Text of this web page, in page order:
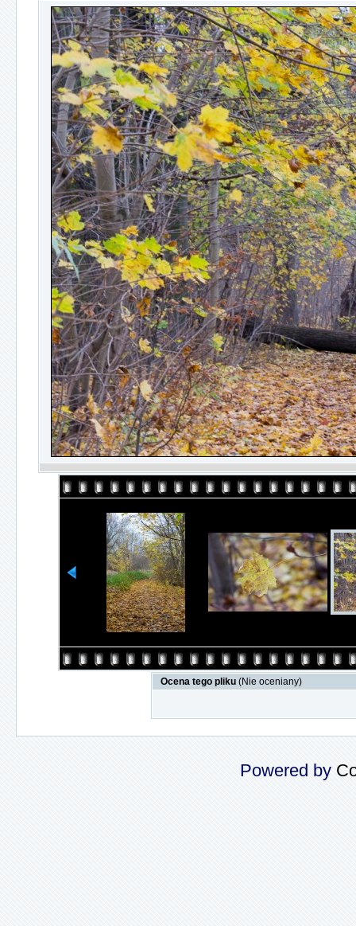
Ocena tego pliku (Nie oceniany)
Powered by